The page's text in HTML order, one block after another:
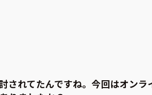
されてたんですね。今回はオン